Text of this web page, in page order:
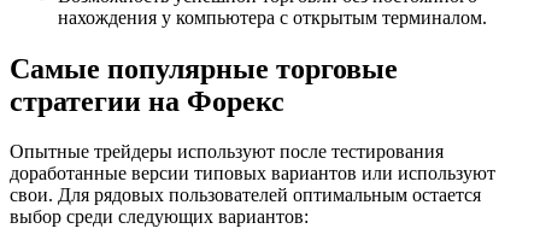
нахождения у компьютера с открытым терминалом.
Самые популярные торговые
стратегии на Форекс
Опытные трейдеры используют после тестирования
доработанные версии типовых вариантов или используют
свои. Для рядовых пользователей оптимальным остается
выбор среди следующих вариантов: